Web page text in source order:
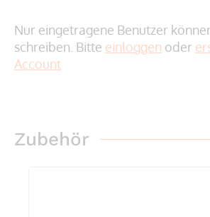
Nur eingetragene Benutzer
schreiben. Bitte einloggen oder
Account
Zubehör